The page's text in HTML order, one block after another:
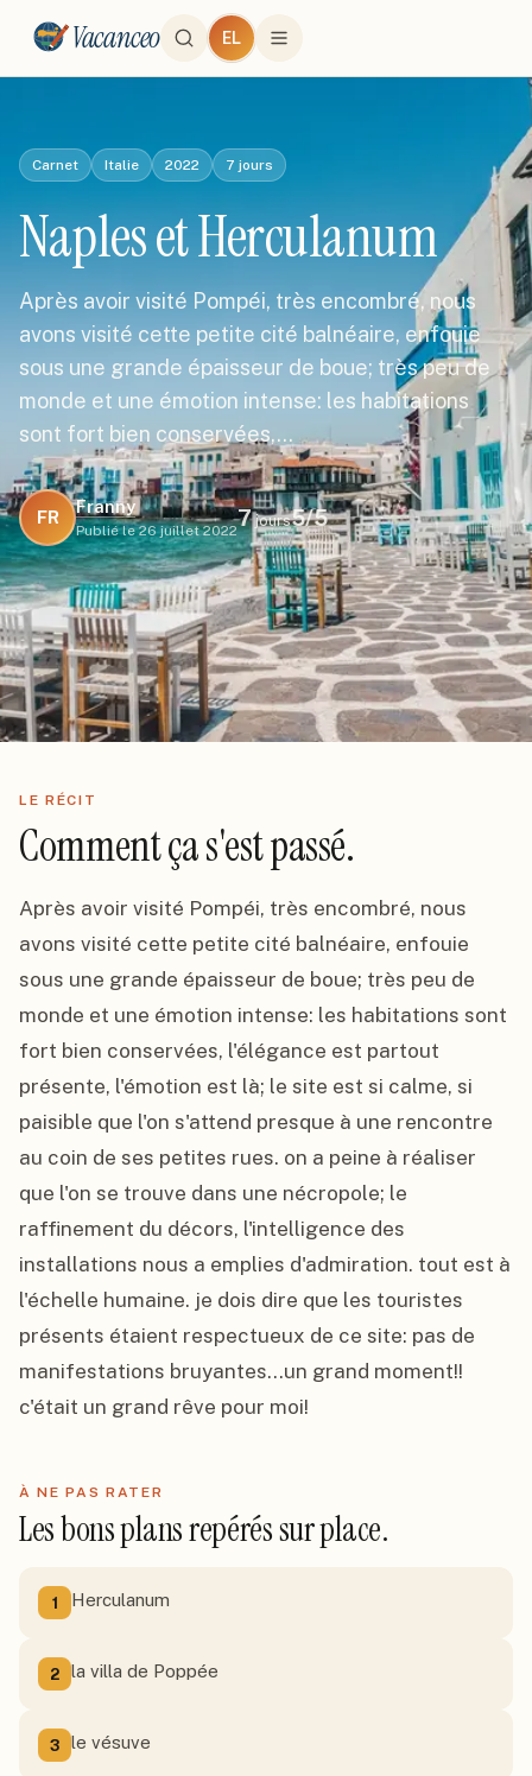
Vacanceo EL
Carnet Italie 2022 7 jours
Naples et Herculanum
Après avoir visité Pompéi, très encombré, nous
avons visité cette petite cité balnéaire, enfouie
sous une grande épaisseur de boue; très peu de
monde et une émotion intense: les habitations
sont fort bien conservées,…
FR
Franny
Publié le 26 juillet 2022
7jours5/5
LE RÉCIT
Comment ça s'est passé.
Après avoir visité Pompéi, très encombré, nous
avons visité cette petite cité balnéaire, enfouie
sous une grande épaisseur de boue; très peu de
monde et une émotion intense: les habitations sont
fort bien conservées, l'élégance est partout
présente, l'émotion est là; le site est si calme, si
paisible que l'on s'attend presque à une rencontre
au coin de ses petites rues. on a peine à réaliser
que l'on se trouve dans une nécropole; le
raffinement du décors, l'intelligence des
installations nous a emplies d'admiration. tout est à
l'échelle humaine. je dois dire que les touristes
présents étaient respectueux de ce site: pas de
manifestations bruyantes...un grand moment!!
c'était un grand rêve pour moi!
À NE PAS RATER
Les bons plans repérés sur place.
1 Herculanum
2 la villa de Poppée
3 le vésuve